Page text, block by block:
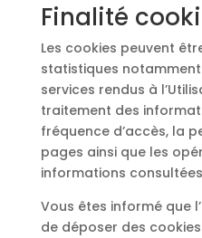
Finalité
Les cookies peuvent
statistiques
services rendus à
traitement des
fréquence d’accès, la
pages ainsi que les
informations
Vous êtes informé que
de déposer des